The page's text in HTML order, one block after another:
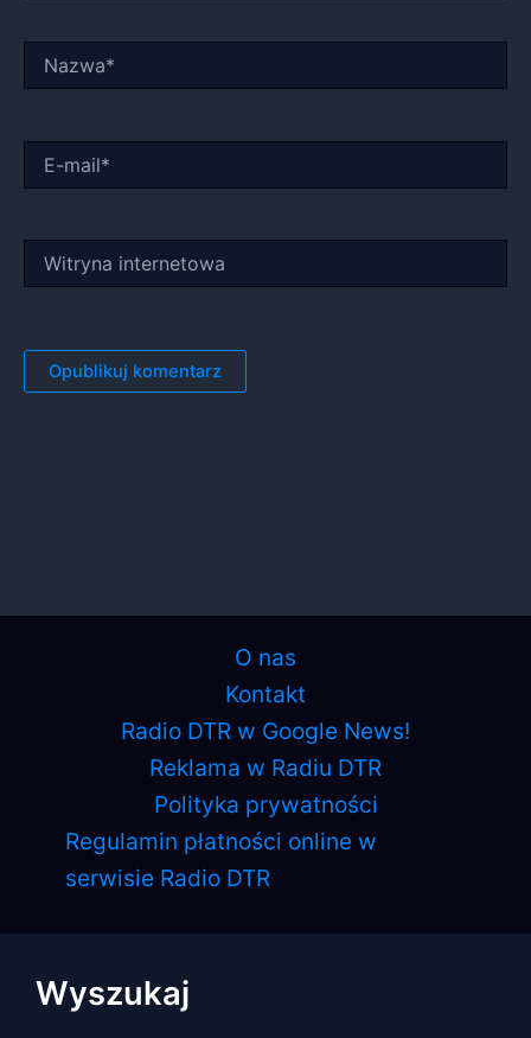
mail*
internetowa
O nas
Kontakt
Radio DTR w Google News!
Reklama w Radiu DTR
Polityka prywatności
Regulamin płatności online w
serwisie Radio DTR
Wyszukaj